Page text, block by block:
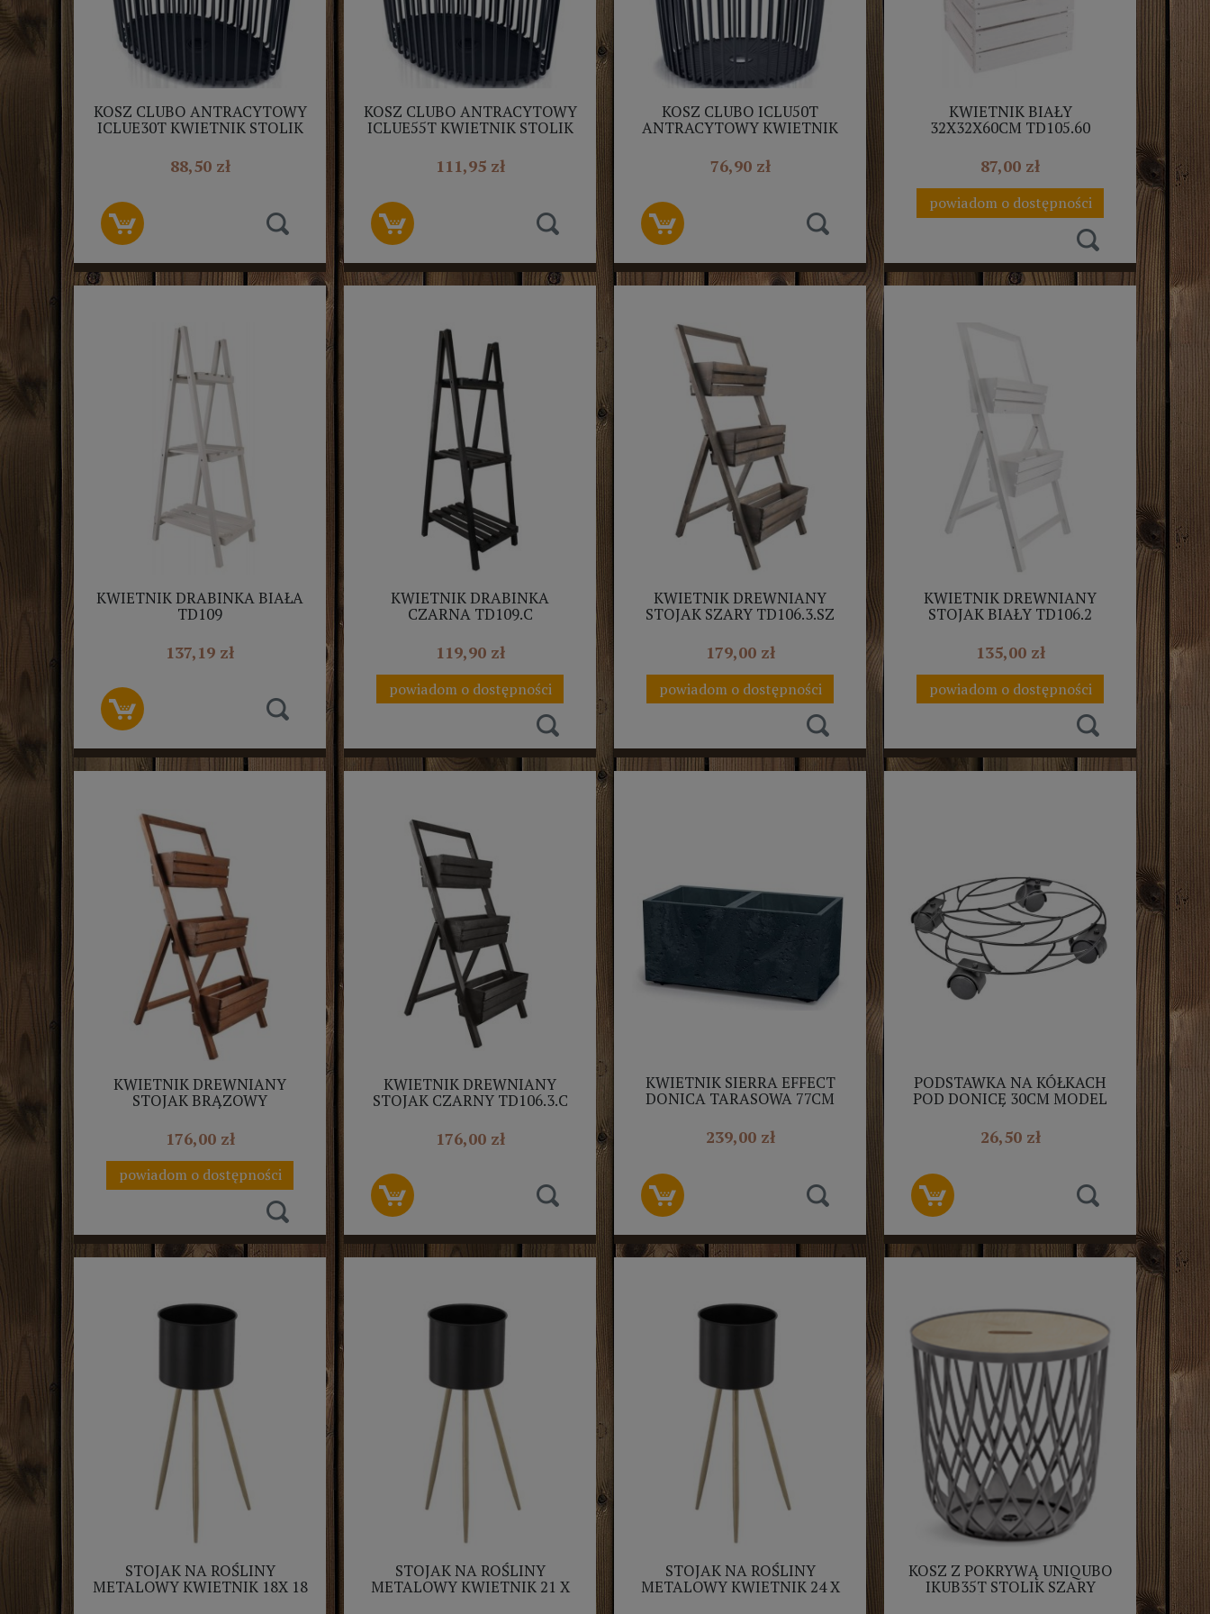
KOSZ CLUBO ANTRACYTOWY
ICLUE30T KWIETNIK STOLIK
+ POKRYWA
88,50 zł
KOSZ CLUBO ANTRACYTOWY
ICLUE55T KWIETNIK STOLIK
PROSPERPLAST
111,95 zł
KOSZ CLUBO ICLU50T
ANTRACYTOWY KWIETNIK
POKRYWA PROSPERPLAST
76,90 zł
KWIETNIK BIAŁY
32X32X60CM TD105.60
87,00 zł
powiadom o dostępności
KWIETNIK DRABINKA BIAŁA
TD109
137,19 zł
KWIETNIK DRABINKA
CZARNA TD109.C
119,90 zł
powiadom o dostępności
KWIETNIK DREWNIANY
STOJAK SZARY TD106.3.SZ
179,00 zł
powiadom o dostępności
KWIETNIK DREWNIANY
STOJAK BIAŁY TD106.2
135,00 zł
powiadom o dostępności
KWIETNIK DREWNIANY
STOJAK BRĄZOWY
176,00 zł
powiadom o dostępności
KWIETNIK DREWNIANY
STOJAK CZARNY TD106.3.C
176,00 zł
KWIETNIK SIERRA EFFECT
DONICA TARASOWA 77CM
239,00 zł
PODSTAWKA NA KÓŁKACH
POD DONICĘ 30CM MODEL
26,50 zł
STOJAK NA ROŚLINY
METALOWY KWIETNIK 18X 18
STOJAK NA ROŚLINY
METALOWY KWIETNIK 21 X
STOJAK NA ROŚLINY
METALOWY KWIETNIK 24 X
KOSZ Z POKRYWĄ UNIQUBO
IKUB35T STOLIK SZARY